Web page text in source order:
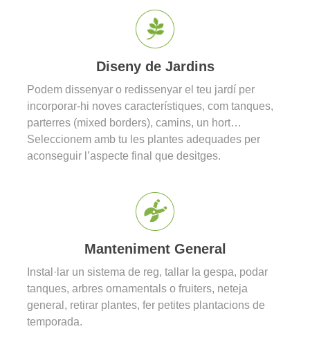
Diseny de Jardins
Podem dissenyar o redissenyar el teu jardí per
incorporar-hi noves característiques, com tanques,
parterres (mixed borders), camins, un hort…
Seleccionem amb tu les plantes adequades per
aconseguir l’aspecte final que desitges.
Manteniment General
Instal·lar un sistema de reg, tallar la gespa, podar
tanques, arbres ornamentals o fruiters, neteja
general, retirar plantes, fer petites plantacions de
temporada.